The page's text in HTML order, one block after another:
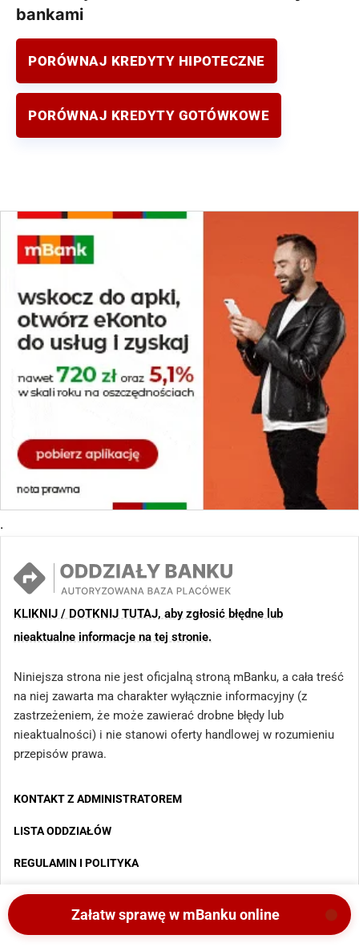
bankami
PORÓWNAJ KREDYTY HIPOTECZNE
PORÓWNAJ KREDYTY GOTÓWKOWE
.
KLIKNIJ / DOTKNIJ TUTAJ, aby zgłosić błędne lub
nieaktualne informacje na tej stronie.
Niniejsza strona nie jest oficjalną stroną mBanku, a cała treść
na niej zawarta ma charakter wyłącznie informacyjny (z
zastrzeżeniem, że może zawierać drobne błędy lub
nieaktualności) i nie stanowi oferty handlowej w rozumieniu
przepisów prawa.
KONTAKT Z ADMINISTRATOREM
LISTA ODDZIAŁÓW
REGULAMIN I POLITYKA
MAPA STRONY
Załatw sprawę w mBanku online